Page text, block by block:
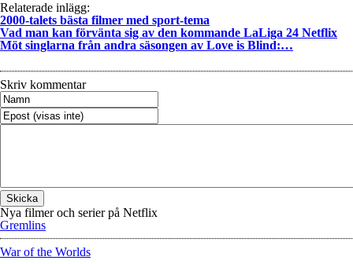
Relaterade inlägg:
2000-talets bästa filmer med sport-tema
Vad man kan förvänta sig av den kommande LaLiga 24 Netflix
Möt singlarna från andra säsongen av Love is Blind:…
Skriv kommentar
Nya filmer och serier på Netflix
Gremlins
War of the Worlds